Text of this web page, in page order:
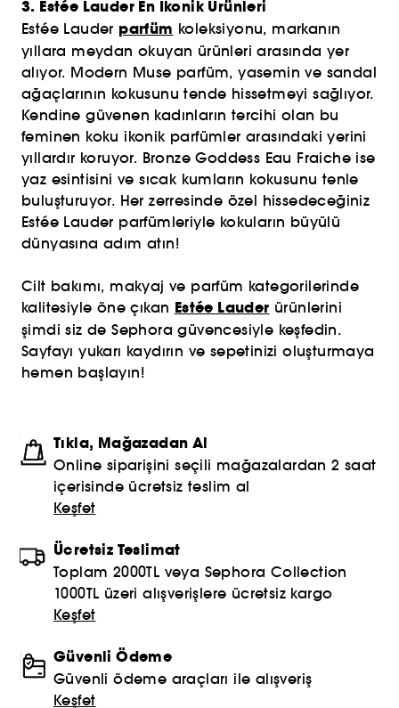
3. Estée Lauder En İkonik Ürünleri
Estée Lauder parfüm koleksiyonu, markanın
yıllara meydan okuyan ürünleri arasında yer
alıyor. Modern Muse parfüm, yasemin ve sandal
ağaçlarının kokusunu tende hissetmeyi sağlıyor.
Kendine güvenen kadınların tercihi olan bu
feminen koku ikonik parfümler arasındaki yerini
yıllardır koruyor. Bronze Goddess Eau Fraiche ise
yaz esintisini ve sıcak kumların kokusunu tenle
buluşturuyor. Her zerresinde özel hissedeceğiniz
Estée Lauder parfümleriyle kokuların büyülü
dünyasına adım atın!
Cilt bakımı, makyaj ve parfüm kategorilerinde
kalitesiyle öne çıkan Estée Lauder ürünlerini
şimdi siz de Sephora güvencesiyle keşfedin.
Sayfayı yukarı kaydırın ve sepetinizi oluşturmaya
hemen başlayın!
Tıkla, Mağazadan Al
Online siparişini seçili mağazalardan 2 saat
içerisinde ücretsiz teslim al
Keşfet
Ücretsiz Teslimat
Toplam 2000TL veya Sephora Collection
1000TL üzeri alışverişlere ücretsiz kargo
Keşfet
Güvenli Ödeme
Güvenli ödeme araçları ile alışveriş
Keşfet